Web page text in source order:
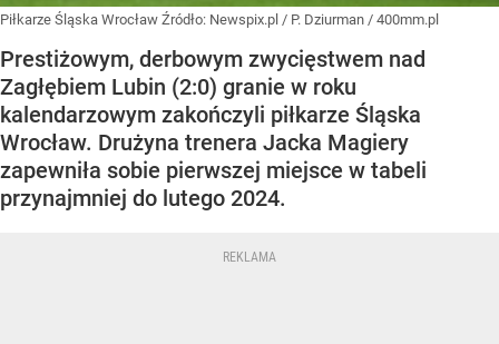
Piłkarze Śląska Wrocław Źródło: Newspix.pl / P. Dziurman / 400mm.pl
Prestiżowym, derbowym zwycięstwem nad
Zagłębiem Lubin (2:0) granie w roku
kalendarzowym zakończyli piłkarze Śląska
Wrocław. Drużyna trenera Jacka Magiery
zapewniła sobie pierwszej miejsce w tabeli
przynajmniej do lutego 2024.